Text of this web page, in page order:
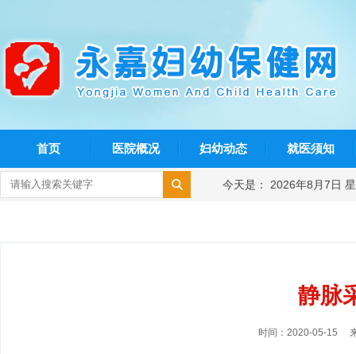
首页 医院概况 妇幼动态 就医须知
今天是： 2026年8月7日
静脉
时间：2020-05-15